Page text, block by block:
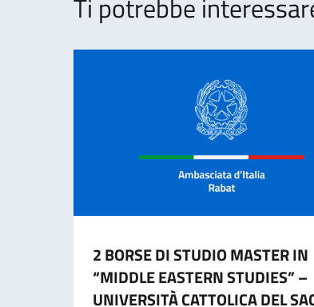
2 BORSE DI STUDIO MASTER IN
“MIDDLE EASTERN STUDIES” –
UNIVERSITÀ CATTOLICA DEL